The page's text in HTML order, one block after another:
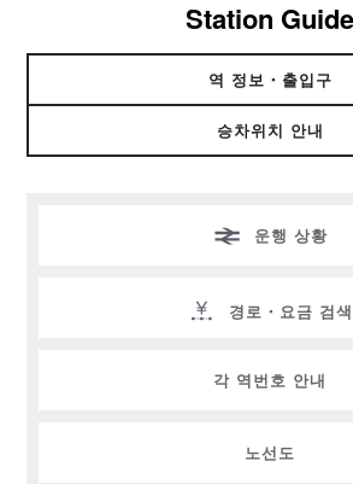
Station Guide
역 정보・출입구
승차위치 안내
운행 상황
경로・요금 검색
각 역번호 안내
노선도